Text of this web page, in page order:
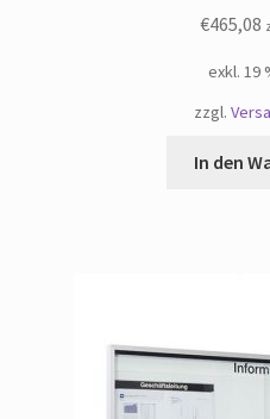
€465,08
exkl. 19
zzgl.
In den